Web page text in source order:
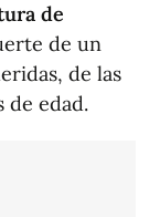
de
de un
de las
de edad.